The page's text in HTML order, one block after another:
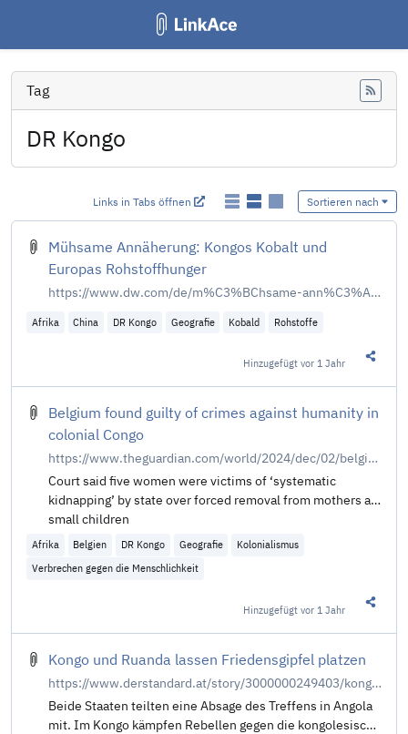
Tag
DR Kongo
Links in Tabs öffnen Sortieren nach
Mühsame Annäherung: Kongos Kobalt und
Europas Rohstoffhunger
https://www.dw.com/de/m%C3%BChsame-ann%C3%A4herung-kongos-kobalt-und-europas-rohstoffhunger/a-70860659
Afrika China DR Kongo Geografie Kobald Rohstoffe
Hinzugefügtvor 1 Jahr
Belgium found guilty of crimes against humanity in
colonial Congo
https://www.theguardian.com/world/2024/dec/02/belgium-found-guilty-of-crimes-against-humanity-in-colonial-congo
Court said five women were victims of ‘systematic
kidnapping’ by state over forced removal from mothers as
small children
Afrika Belgien DR Kongo Geografie
Kolonialismus
Verbrechen gegen die Menschlichkeit
Hinzugefügtvor 1 Jahr
Kongo und Ruanda lassen Friedensgipfel platzen
https://www.derstandard.at/story/3000000249403/kongo-und-ruanda-lassen-friedensgipfel-platzen
Beide Staaten teilten eine Absage des Treffens in Angola
mit. Im Kongo kämpfen Rebellen gegen die kongolesische